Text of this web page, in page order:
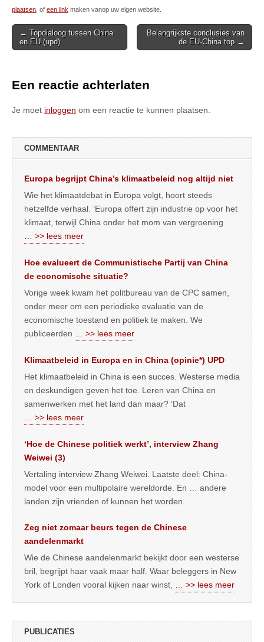
plaatsen , of een link maken vanop uw eigen website.
Post
navigation
← Topdialoog tussen China
en EU (upd)
Belangrijkste conclusies van
de EU-China top →
Een reactie achterlaten
Je moet inloggen om een reactie te kunnen plaatsen.
COMMENTAAR
Europa begrijpt China’s klimaatbeleid nog altijd niet
Wie het klimaatdebat in Europa volgt, hoort steeds
hetzelfde verhaal. ‘Europa offert zijn industrie op voor het
klimaat, terwijl China onder het mom van vergroening
… >> lees meer
Hoe evalueert de Communistische Partij van China
de economische situatie?
Vorige week kwam het politbureau van de CPC samen,
onder meer om een periodieke evaluatie van de
economische toestand en politiek te maken. We
publiceerden
… >> lees meer
Klimaatbeleid in Europa en in China (opinie*) UPD
Het klimaatbeleid in China is een succes. Westerse media
en deskundigen geven het toe. Leren van China en
samenwerken met het land dan maar? ‘Dat
… >> lees meer
‘Hoe de Chinese politiek werkt’, interview Zhang
Weiwei (3)
Vertaling interview Zhang Weiwei. Laatste deel: China-
model voor een multipolaire wereldorde. En … andere
landen zijn vrienden of kunnen het worden.
Zeg niet zomaar beurs tegen de Chinese
aandelenmarkt
Wie de Chinese aandelenmarkt bekijkt door een westerse
bril, begrijpt haar vaak maar half. Waar beleggers in New
York of Londen vooral kijken naar winst,
… >> lees meer
PUBLICATIES